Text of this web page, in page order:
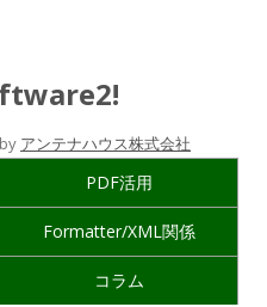
アンテナハウス株式会社
PDF活用
Formatter/XML関係
コラム